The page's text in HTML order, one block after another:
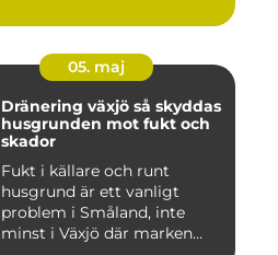
05. maj
Dränering växjö så skyddas
husgrunden mot fukt och
skador
Fukt i källare och runt
husgrund är ett vanligt
problem i Småland, inte
minst i Växjö där marken